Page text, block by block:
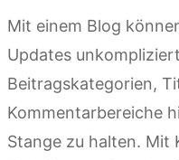
Mit einem Blog
Updates
Beitragskategorien,
Kommentarbereiche
Stange zu halten. Mit